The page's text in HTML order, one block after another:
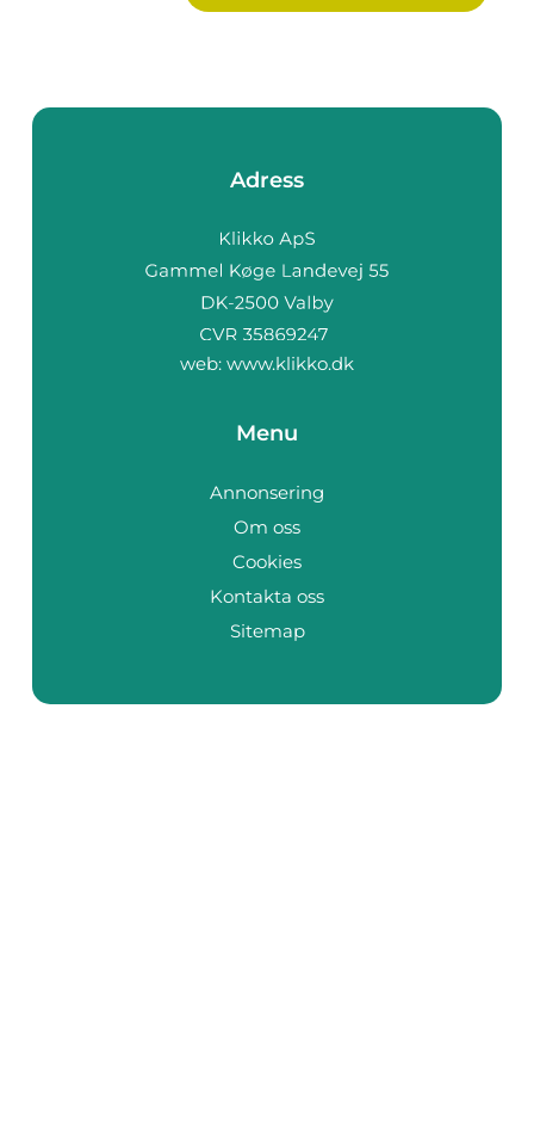
Adress
web: www.klikko.dk
Menu
Annonsering
Om oss
Cookies
Kontakta oss
Sitemap